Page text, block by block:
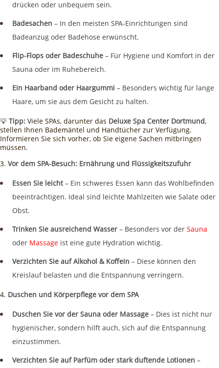
drücken oder unbequem sein.
Badesachen – In den meisten SPA-Einrichtungen sind
Badeanzug oder Badehose erwünscht.
Flip-Flops oder Badeschuhe – Für Hygiene und Komfort in der
Sauna oder im Ruhebereich.
Ein Haarband oder Haargummi – Besonders wichtig für lange
Haare, um sie aus dem Gesicht zu halten.
💡 Tipp: Viele SPAs, darunter das Deluxe Spa Center Dortmund,
stellen Ihnen Bademäntel und Handtücher zur Verfügung.
Informieren Sie sich vorher, ob Sie eigene Sachen mitbringen
müssen.
Vor dem SPA-Besuch: Ernährung und Flüssigkeitszufuhr
Essen Sie leicht– Ein schweres Essen kann das Wohlbefinden
beeinträchtigen. Ideal sind leichte Mahlzeiten wie Salate oder
Obst.
Trinken Sie ausreichend Wasser – Besonders vor der Sauna
oder Massage ist eine gute Hydration wichtig.
Verzichten Sie auf Alkohol & Koffein – Diese können den
Kreislauf belasten und die Entspannung verringern.
Duschen und Körperpflege vor dem SPA
Duschen Sie vor der Sauna oder Massage – Dies ist nicht nur
hygienischer, sondern hilft auch, sich auf die Entspannung
einzustimmen.
Verzichten Sie auf Parfüm oder stark duftende Lotionen –